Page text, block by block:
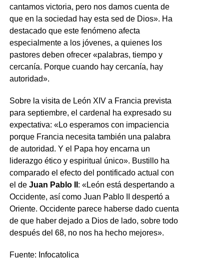
cantamos victoria, pero nos damos cuenta de
que en la sociedad hay esta sed de Dios». Ha
destacado que este fenómeno afecta
especialmente a los jóvenes, a quienes los
pastores deben ofrecer «palabras, tiempo y
cercanía. Porque cuando hay cercanía, hay
autoridad».
Sobre la visita de León XIV a Francia prevista
para septiembre, el cardenal ha expresado su
expectativa: «Lo esperamos con impaciencia
porque Francia necesita también una palabra
de autoridad. Y el Papa hoy encarna un
liderazgo ético y espiritual único». Bustillo ha
comparado el efecto del pontificado actual con
el de Juan Pablo II : «León está despertando a
Occidente, así como Juan Pablo II despertó a
Oriente. Occidente parece haberse dado cuenta
de que haber dejado a Dios de lado, sobre todo
después del 68, no nos ha hecho mejores».
Fuente: Infocatolica